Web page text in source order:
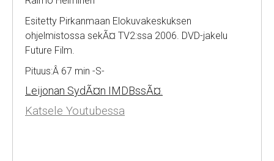
Esitetty Pirkanmaan Elokuvakeskuksen
ohjelmistossa sekÃ¤ TV2:ssa 2006. DVD-jakelu
Future Film.
Pituus:Â 67 min -S-
Leijonan SydÃ¤n IMDBssÃ¤.
Katsele Youtubessa